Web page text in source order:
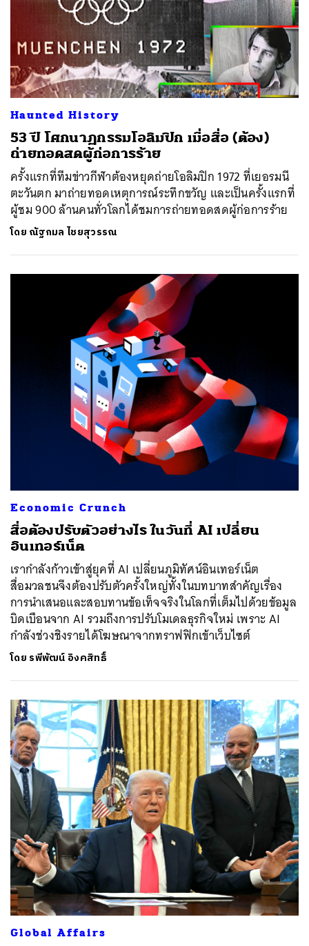
Haunted History
53 ปี โศกนาฏกรรมโอลิมปิก เมื่อสื่อ (ต้อง)
ถ่ายทอดสดผู้ก่อการร้าย
ครั้งแรกที่ทีมข่าวกีฬาต้องหยุดถ่ายโอลิมปิก 1972 ที่เยอรมนี
ตะวันตก มาถ่ายทอดเหตุการณ์ระทึกขวัญ และเป็นครั้งแรกที่
ผู้ชม 900 ล้านคนทั่วโลกได้ชมการถ่ายทอดสดผู้ก่อการร้าย
โดย ณัฐกมล ไชยสุวรรณ
Economic Crunch
สื่อต้องปรับตัวอย่างไร ในวันที่ AI เปลี่ยน
อินเทอร์เน็ต
เรากำลังก้าวเข้าสู่ยุคที่ AI เปลี่ยนภูมิทัศน์อินเทอร์เน็ต
สื่อมวลชนจึงต้องปรับตัวครั้งใหญ่ทั้งในบทบาทสำคัญเรื่อง
การนำเสนอและสอบทานข้อเท็จจริงในโลกที่เต็มไปด้วยข้อมูล
บิดเบือนจาก AI รวมถึงการปรับโมเดลธุรกิจใหม่ เพราะ AI
กำลังช่วงชิงรายได้โฆษณาจากทราฟฟิกเข้าเว็บไซต์
โดย รพีพัฒน์ อิงคสิทธิ์
Global Affairs